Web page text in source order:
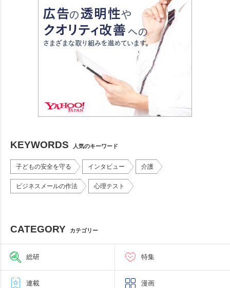
KEYWORDS 人気のキーワード
子どもの安全を守る インタビュー 介護
ビジネスメールの作法 心理テスト
CATEGORY カテゴリー
総研 特集
連載 漫画